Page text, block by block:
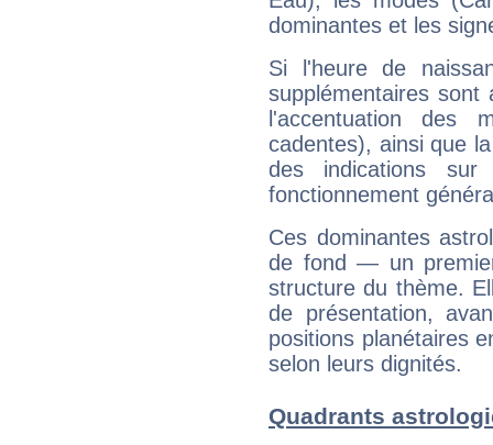
dominantes et les
Si l'heure de
supplémentaires sont
l'accentuation des
cadentes), ainsi que
des indications sur
fonctionnement
Ces dominantes
de fond — un
structure du thème.
de présentation,
positions planétaires
selon leurs dignités.
Quadrants